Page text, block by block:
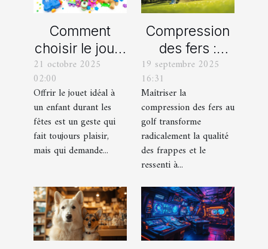
Comment
choisir le jouet
parfait pour
chaque âge
durant les
fêtes ?
21 octobre 2025
02:00
Offrir le jouet idéal à
un enfant durant les
fêtes est un geste qui
fait toujours plaisir,
mais qui demande...
Compression
des fers :
comment
obtenir des
frappes plus
solides ?
19 septembre 2025
16:31
Maîtriser la
compression des fers au
golf transforme
radicalement la qualité
des frappes et le
ressenti à...